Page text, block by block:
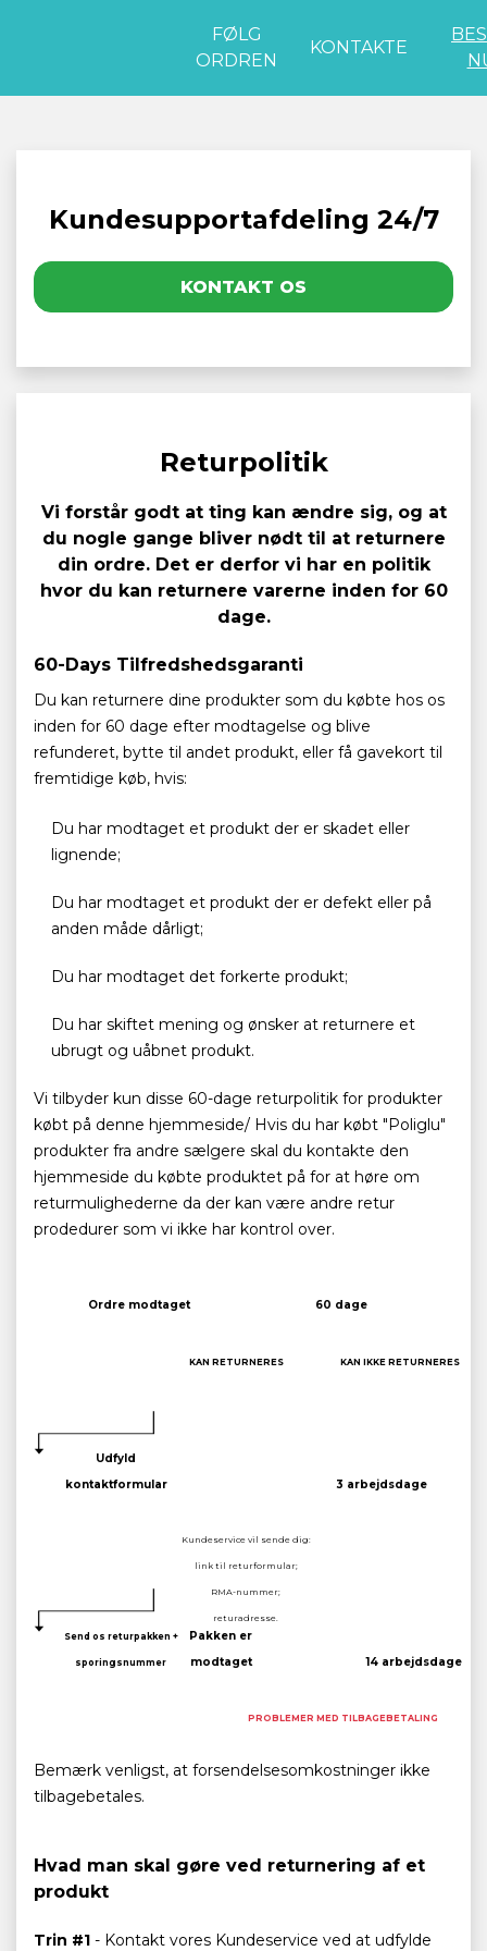
FØLG
ORDREN
KONTAKTE
Kundesupportafdeling 24/7
KONTAKT OS
Returpolitik
Vi forstår godt at ting kan ændre sig, og at
du nogle gange bliver nødt til at returnere
din ordre. Det er derfor vi har en politik
hvor du kan returnere varerne inden for 60
dage.
60-Days Tilfredshedsgaranti
Du kan returnere dine produkter som du købte hos os
inden for 60 dage efter modtagelse og blive
refunderet, bytte til andet produkt, eller få gavekort til
fremtidige køb, hvis:
Du har modtaget et produkt der er skadet eller
lignende;
Du har modtaget et produkt der er defekt eller på
anden måde dårligt;
Du har modtaget det forkerte produkt;
Du har skiftet mening og ønsker at returnere et
ubrugt og uåbnet produkt.
Vi tilbyder kun disse 60-dage returpolitik for produkter
købt på denne hjemmeside/ Hvis du har købt "Poliglu"
produkter fra andre sælgere skal du kontakte den
hjemmeside du købte produktet på for at høre om
returmulighederne da der kan være andre retur
prodedurer som vi ikke har kontrol over.
Ordre modtaget 60 dage
KAN RETURNERES KAN IKKE RETURNERES
Udfyld
kontaktformular
3 arbejdsdage
Kundeservice vil sende dig:
link til returformular;
RMA-nummer;
returadresse.
Send os returpakken +
sporingsnummer
Pakken er
modtaget
14 arbejdsdage
PROBLEMER MED TILBAGEBETALING
Bemærk venligst, at forsendelsesomkostninger ikke
tilbagebetales.
Hvad man skal gøre ved returnering af et
produkt
Trin #1 - Kontakt vores Kundeservice ved at udfylde